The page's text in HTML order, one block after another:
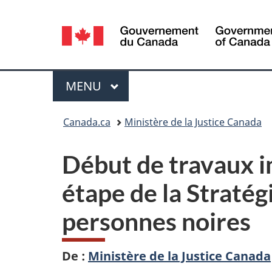
Sélection
de
la
langue
Menu
MENU PRINCIPAL
Canada.ca Ministère de la Justice Canada
Début de travaux
étape de la
personnes noires
De : Ministère de la Justice Canada